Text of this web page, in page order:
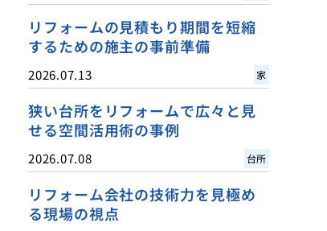
リフォームの見積もり期間を短縮
するための施主の事前準備
2026.07.13 家
狭い台所をリフォームで広々と見
せる空間活用術の事例
2026.07.08 台所
リフォーム会社の技術力を見極め
る現場の視点